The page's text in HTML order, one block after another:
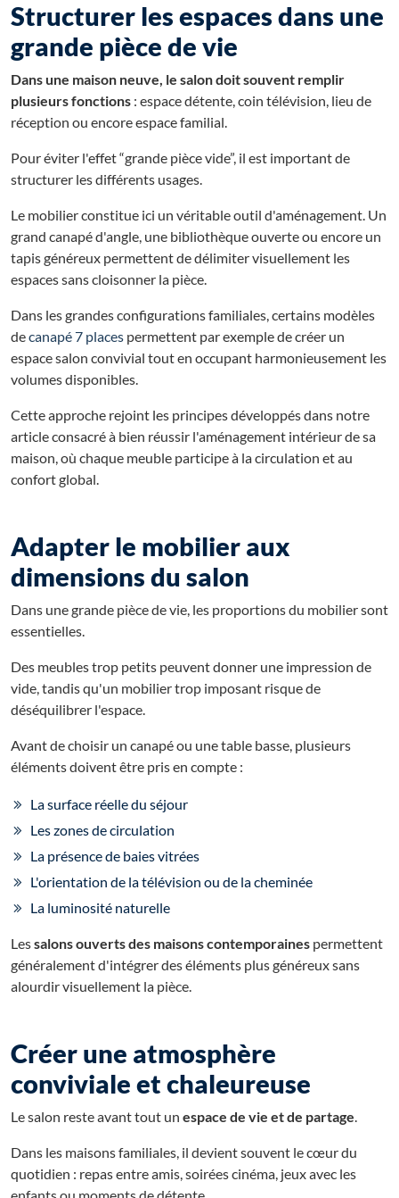
Structurer les espaces dans une
grande pièce de vie
Dans une maison neuve, le salon doit souvent remplir
plusieurs fonctions : espace détente, coin télévision, lieu de
réception ou encore espace familial.
Pour éviter l'effet “grande pièce vide”, il est important de
structurer les différents usages.
Le mobilier constitue ici un véritable outil d'aménagement. Un
grand canapé d'angle, une bibliothèque ouverte ou encore un
tapis généreux permettent de délimiter visuellement les
espaces sans cloisonner la pièce.
Dans les grandes configurations familiales, certains modèles
decanapé 7 places permettent par exemple de créer un
espace salon convivial tout en occupant harmonieusement les
volumes disponibles.
Cette approche rejoint les principes développés dans notre
article consacré à bien réussir l'aménagement intérieur de sa
maison, où chaque meuble participe à la circulation et au
confort global.
Adapter le mobilier aux
dimensions du salon
Dans une grande pièce de vie, les proportions du mobilier sont
essentielles.
Des meubles trop petits peuvent donner une impression de
vide, tandis qu'un mobilier trop imposant risque de
déséquilibrer l'espace.
Avant de choisir un canapé ou une table basse, plusieurs
éléments doivent être pris en compte :
La surface réelle du séjour
Les zones de circulation
La présence de baies vitrées
L'orientation de la télévision ou de la cheminée
La luminosité naturelle
Lessalons ouverts des maisons contemporaines permettent
généralement d'intégrer des éléments plus généreux sans
alourdir visuellement la pièce.
Créer une atmosphère
conviviale et chaleureuse
Le salon reste avant tout un espace de vie et de partage.
Dans les maisons familiales, il devient souvent le cœur du
quotidien : repas entre amis, soirées cinéma, jeux avec les